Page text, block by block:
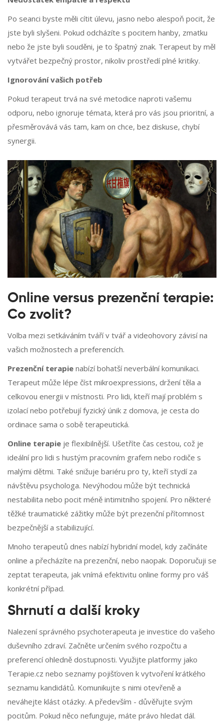
Po seanci byste měli cítit úlevu, jasno nebo alespoň pocit, že
jste byli slyšeni. Pokud odcházíte s pocitem hanby, zmatku
nebo že jste byli souděni, je to špatný znak. Terapeut by měl
vytvářet bezpečný prostor, nikoliv prostředí plné kritiky.
Ignorování vašich potřeb
Pokud terapeut trvá na své metodice naproti vašemu
odporu, nebo ignoruje témata, která pro vás jsou prioritní, a
přesměrovává vás tam, kam on chce, bez diskuse, chybí
synergii.
Online versus prezenční terapie:
Co zvolit?
Volba mezi setkáváním tváří v tvář a videohovory závisí na
vašich možnostech a preferencích.
Prezenční terapie nabízí bohatší neverbální komunikaci.
Terapeut může lépe číst mikroexpressions, držení těla a
celkovou energii v místnosti. Pro lidi, kteří mají problém s
izolací nebo potřebují fyzický únik z domova, je cesta do
ordinace sama o sobě terapeutická.
Online terapie je flexibilnější. Ušetříte čas cestou, což je
ideální pro lidi s hustým pracovním grafem nebo rodiče s
malými dětmi. Také snižuje bariéru pro ty, kteří stydí za
návštěvu psychologa. Nevýhodou může být technická
nestabilita nebo pocit méně intimitního spojení. Pro některé
těžké traumatické zážitky může být prezenční přítomnost
bezpečnější a stabilizující.
Mnoho terapeutů dnes nabízí hybridní model, kdy začínáte
online a přecházíte na prezenční, nebo naopak. Doporučuji se
zeptat terapeuta, jak vnímá efektivitu online formy pro váš
konkrétní případ.
Shrnutí a další kroky
Nalezení správného psychoterapeuta je investice do vašeho
duševního zdraví. Začněte určením svého rozpočtu a
preferencí ohledně dostupnosti. Využijte platformy jako
Terapie.cz nebo seznamy pojišťoven k vytvoření krátkého
seznamu kandidátů. Komunikujte s nimi otevřeně a
neváhejte klást otázky. A především - důvěřujte svým
pocitům. Pokud něco nefunguje, máte právo hledat dál.